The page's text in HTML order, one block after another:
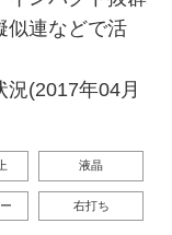
似連などで活
(2017年04月
液晶
右打ち